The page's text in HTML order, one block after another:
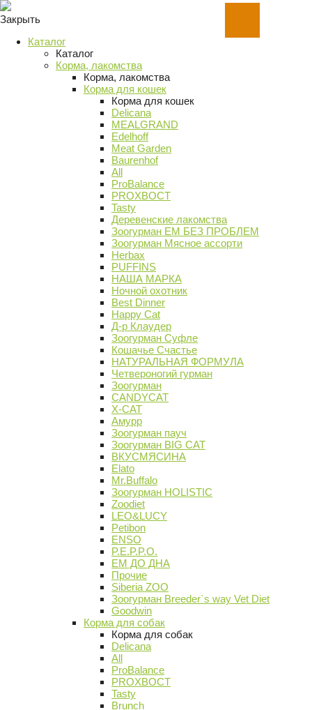
Закрыть
Каталог
Каталог
Корма, лакомства
Корма, лакомства
Корма для кошек
Корма для кошек
Delicana
MEALGRAND
Edelhoff
Meat Garden
Baurenhof
All
ProBalance
PROХВОСТ
Tasty
Деревенские лакомства
Зоогурман ЕМ БЕЗ ПРОБЛЕМ
Зоогурман Мясное ассорти
Herbax
PUFFINS
НАША МАРКА
Ночной охотник
Best Dinner
Happy Cat
Д-р Клаудер
Зоогурман Суфле
Кошачье Счастье
НАТУРАЛЬНАЯ ФОРМУЛА
Четвероногий гурман
Зоогурман
CANDYCAT
X-CAT
Амурр
Зоогурман пауч
Зоогурман BIG CAT
ВКУСМЯСИНА
Elato
Mr.Buffalo
Зоогурман HOLISTIC
Zoodiet
LEO&LUCY
Petibon
ENSO
P.E.P.P.O.
ЕМ ДО ДНА
Прочие
Siberia ZOO
Зоогурман Breeder`s way Vet Diet
Goodwin
Корма для собак
Корма для собак
Delicana
All
ProBalance
PROХВОСТ
Tasty
Brunch